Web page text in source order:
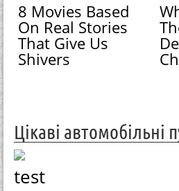
8 Movies Based
On Real Stories
That Give Us
Shivers
Цікаві автомобільні
test